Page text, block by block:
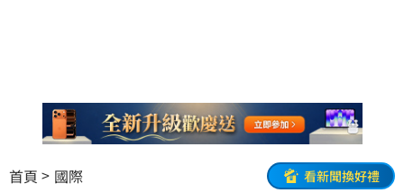
首頁 國際 看新聞換好禮